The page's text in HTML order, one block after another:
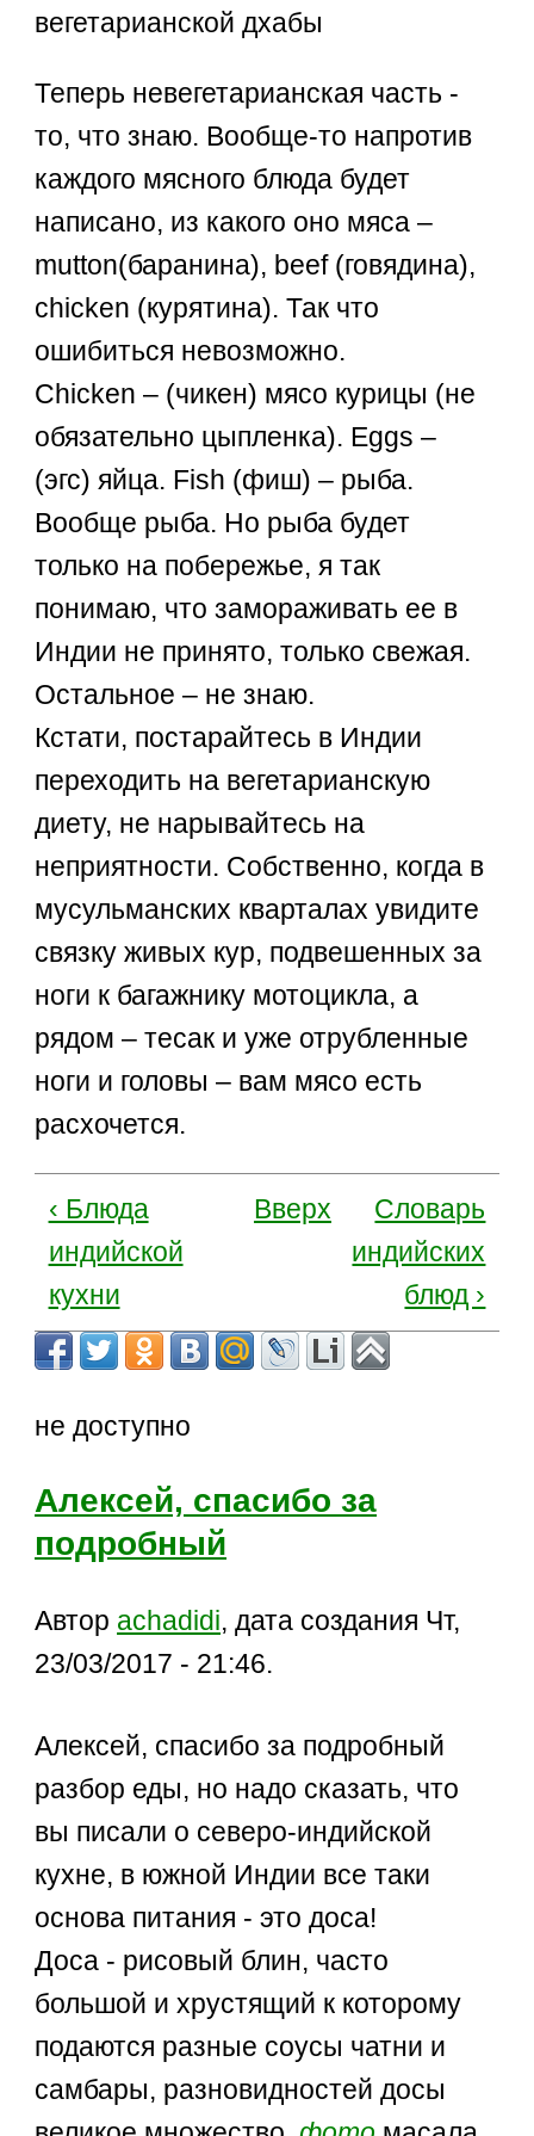
вегетарианской дхабы
Теперь невегетарианская часть -
то, что знаю. Вообще-то напротив
каждого мясного блюда будет
написано, из какого оно мяса –
mutton(баранина), beef (говядина),
chicken (курятина). Так что
ошибиться невозможно.
Chiсken – (чикен) мясо курицы (не
обязательно цыпленка). Eggs –
(эгс) яйца. Fish (фиш) – рыба.
Вообще рыба. Но рыба будет
только на побережье, я так
понимаю, что замораживать ее в
Индии не принято, только свежая.
Остальное – не знаю.
Кстати, постарайтесь в Индии
переходить на вегетарианскую
диету, не нарывайтесь на
неприятности. Собственно, когда в
мусульманских кварталах увидите
связку живых кур, подвешенных за
ноги к багажнику мотоцикла, а
рядом – тесак и уже отрубленные
ноги и головы – вам мясо есть
расхочется.
‹ Блюда
индийской
кухни
Вверх
Словарь
индийских
блюд ›
не доступно
Алексей, спасибо за
подробный
Автор achadidi, дата создания Чт,
23/03/2017 - 21:46.
Алексей, спасибо за подробный
разбор еды, но надо сказать, что
вы писали о северо-индийской
кухне, в южной Индии все таки
основа питания - это доса!
Доса - рисовый блин, часто
большой и хрустящий к которому
подаются разные соусы чатни и
самбары, разновидностей досы